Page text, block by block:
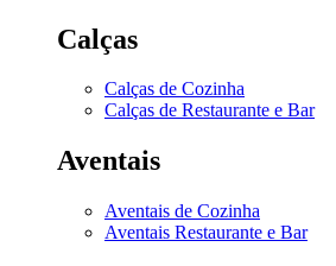
Calças
Calças de Cozinha
Calças de Restaurante e Bar
Aventais
Aventais de Cozinha
Aventais Restaurante e Bar